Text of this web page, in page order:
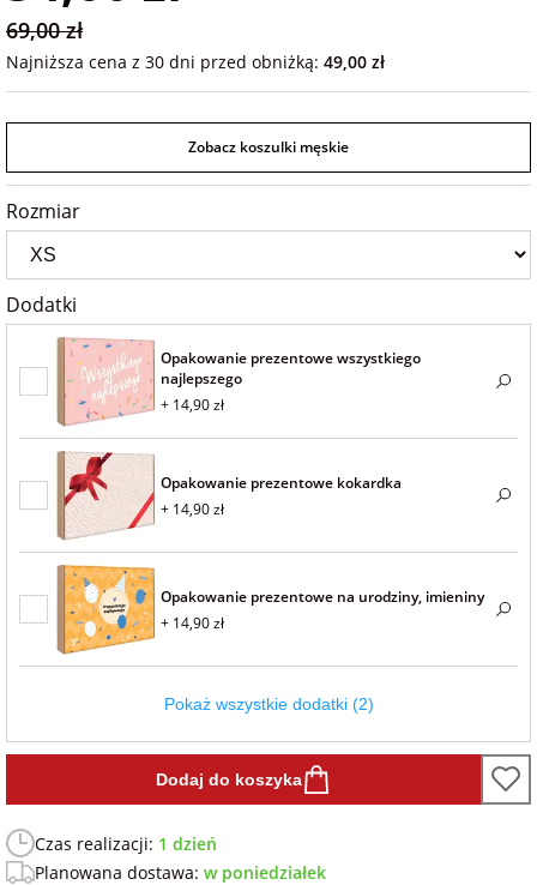
personalizowane
Poduszki ze
zdjęciem
Naklejki i
naprasowanki
imienne
Bombki ze
zdjęciem
Fotoksiążki
Dodatki i
opakowania
na 40 urodziny
na rocznicę
ślubu
na rozpoczęcie
szkoły
na zakończenie
szkoły
na pamiątkę z
wakacji
na Dzień
Chłopaka
na mikołajki
dla nauczyciela
dla miłośników
dla miłośników
psów
dla brata
dla siostry
dla chłopaka
dla dziewczyny
dla przyjaciółki
69,00 zł
Najniższa cena z 30 dni przed obniżką: 49,00 zł
Zobacz koszulki męskie
Rozmiar
Dodatki
Opakowanie prezentowe wszystkiego
najlepszego
+ 14,90 zł
Opakowanie prezentowe kokardka
+ 14,90 zł
Opakowanie prezentowe na urodziny, imieniny
+ 14,90 zł
Pokaż wszystkie dodatki (2)
Dodaj do koszyka
Czas realizacji: 1 dzień
Planowana dostawa: w poniedziałek